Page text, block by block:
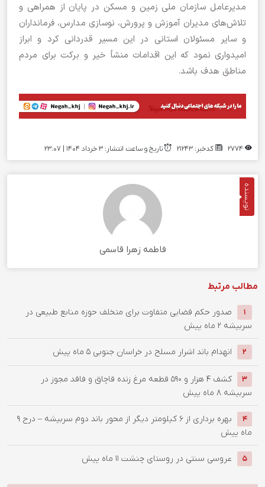
مدیرعامل سازمان ملی زمین و مسکن در پایان از همراهی و
تلاش‌های مدیران آموزش و پرورش، نوسازی مدارس، فرمانداران
و سایر مسئولان استانی در این مسیر قدردانی کرد و ابراز
امیدواری نمود که این اقدامات منشأ خیر و برکت برای مردم
مناطق هدف باشد.
کدخبر: 21243 تاریخ و ساعت انتشار: ۳ خرداد ۱۴۰۴ | 23:07
نویسنده
فاطمه زهرا قاسمی
مطالب مرتبط
1
صدور حکم قضایی متفاوت برای متخلف حوزه منابع طبیعی در
سربیشه 2 ماه پیش
2 انهدام باند اشرار مسلح در خراسان جنوبي 5 ماه پیش
3
كشف 4 هزار و 590 قطعه مرغ زنده قاچاق و فاقد مجوز در
سربيشه 8 ماه پیش
4 بهره برداری از ۶ کیلومتر دیگر از محور باند دوم سربیشه – درح
9
ماه پیش
5 عروسی سنتی در روستای چنشت 11 ماه پیش